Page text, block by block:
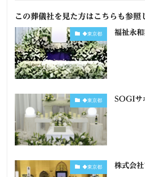
この葬儀社を見た方はこちらも参照
◆東京都 福祉永
◆東京都 SOGIサ
◆東京都 株式会